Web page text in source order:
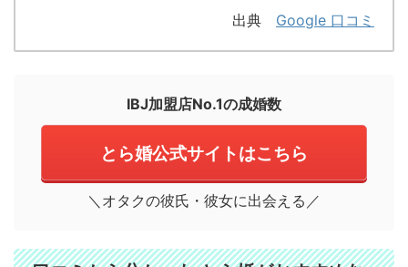
出典 Google 口コミ
IBJ加盟店No.1の成婚数
とら婚公式サイトはこちら
＼オタクの彼氏・彼女に出会える／